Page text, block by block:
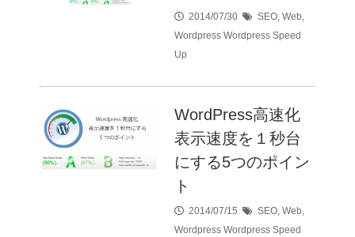
2014/07/30 SEO, Web,
Wordpress Wordpress Speed
Up
WordPress高速化
表示速度を１秒台
にする5つのポイン
ト
2014/07/15 SEO, Web,
Wordpress Wordpress Speed